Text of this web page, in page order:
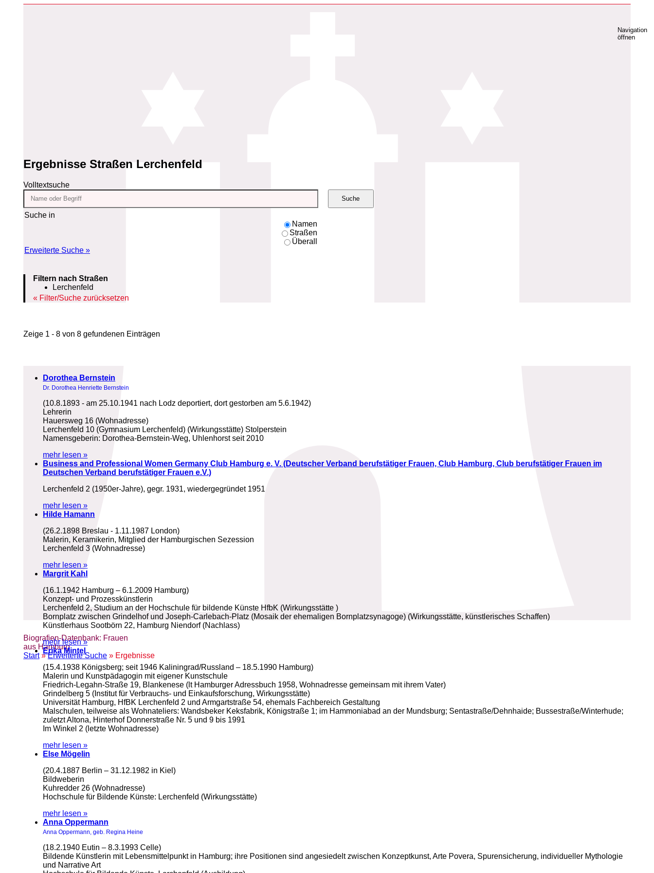
Biografien-Datenbank: Frauen
aus Hamburg
Start»Erweiterte Suche » Ergebnisse
Navigation
öffnen
Ergebnisse Straßen Lerchenfeld
Volltextsuche
Suche in
Namen
Straßen
Überall
Erweiterte Suche »
Suche
Filtern nach Straßen
Lerchenfeld
Filter/Suche zurücksetzen
Zeige 1 - 8 von 8 gefundenen Einträgen
Dorothea Bernstein
Dr. Dorothea Henriette Bernstein
(10.8.1893 - am 25.10.1941 nach Lodz deportiert, dort gestorben am 5.6.1942)
Lehrerin
Hauersweg 16 (Wohnadresse)
Lerchenfeld 10 (Gymnasium Lerchenfeld) (Wirkungsstätte) Stolperstein
Namensgeberin: Dorothea-Bernstein-Weg, Uhlenhorst seit 2010
mehr lesen »
Business and Professional Women Germany Club Hamburg e. V. (Deutscher Verband berufstätiger Frauen, Club Hamburg, Club berufstätiger Frauen im
Deutschen Verband berufstätiger Frauen e.V.)
Lerchenfeld 2 (1950er-Jahre), gegr. 1931, wiedergegründet 1951
mehr lesen »
Hilde Hamann
(26.2.1898 Breslau - 1.11.1987 London)
Malerin, Keramikerin, Mitglied der Hamburgischen Sezession
Lerchenfeld 3 (Wohnadresse)
mehr lesen »
Margrit Kahl
(16.1.1942 Hamburg – 6.1.2009 Hamburg)
Konzept- und Prozesskünstlerin
Lerchenfeld 2, Studium an der Hochschule für bildende Künste HfbK (Wirkungsstätte )
Bornplatz zwischen Grindelhof und Joseph-Carlebach-Platz (Mosaik der ehemaligen Bornplatzsynagoge) (Wirkungsstätte, künstlerisches Schaffen)
Künstlerhaus Sootbörn 22, Hamburg Niendorf (Nachlass)
mehr lesen »
Erika Mintel
(15.4.1938 Königsberg; seit 1946 Kaliningrad/Russland – 18.5.1990 Hamburg)
Malerin und Kunstpädagogin mit eigener Kunstschule
Friedrich-Legahn-Straße 19, Blankenese (lt Hamburger Adressbuch 1958, Wohnadresse gemeinsam mit ihrem Vater)
Grindelberg 5 (Institut für Verbrauchs- und Einkaufsforschung, Wirkungsstätte)
Universität Hamburg, HfBK Lerchenfeld 2 und Armgartstraße 54, ehemals Fachbereich Gestaltung
Malschulen, teilweise als Wohnateliers: Wandsbeker Keksfabrik, Königstraße 1; im Hammoniabad an der Mundsburg; Sentastraße/Dehnhaide; Bussestraße/Winterhude;
zuletzt Altona, Hinterhof Donnerstraße Nr. 5 und 9 bis 1991
Im Winkel 2 (letzte Wohnadresse)
mehr lesen »
Else Mögelin
(20.4.1887 Berlin – 31.12.1982 in Kiel)
Bildweberin
Kuhredder 26 (Wohnadresse)
Hochschule für Bildende Künste: Lerchenfeld (Wirkungsstätte)
mehr lesen »
Anna Oppermann
Anna Oppermann, geb. Regina Heine
(18.2.1940 Eutin – 8.3.1993 Celle)
Bildende Künstlerin mit Lebensmittelpunkt in Hamburg; ihre Positionen sind angesiedelt zwischen Konzeptkunst, Arte Povera, Spurensicherung, individueller Mythologie
und Narrative Art